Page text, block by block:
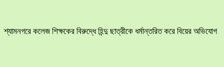
শ্যামনগরে কলেজ শিক্ষকের বিরুদ্ধে হিন্দু ছাত্রীকে ধর্মান্তরিত করে বিয়ের অভিযোগ